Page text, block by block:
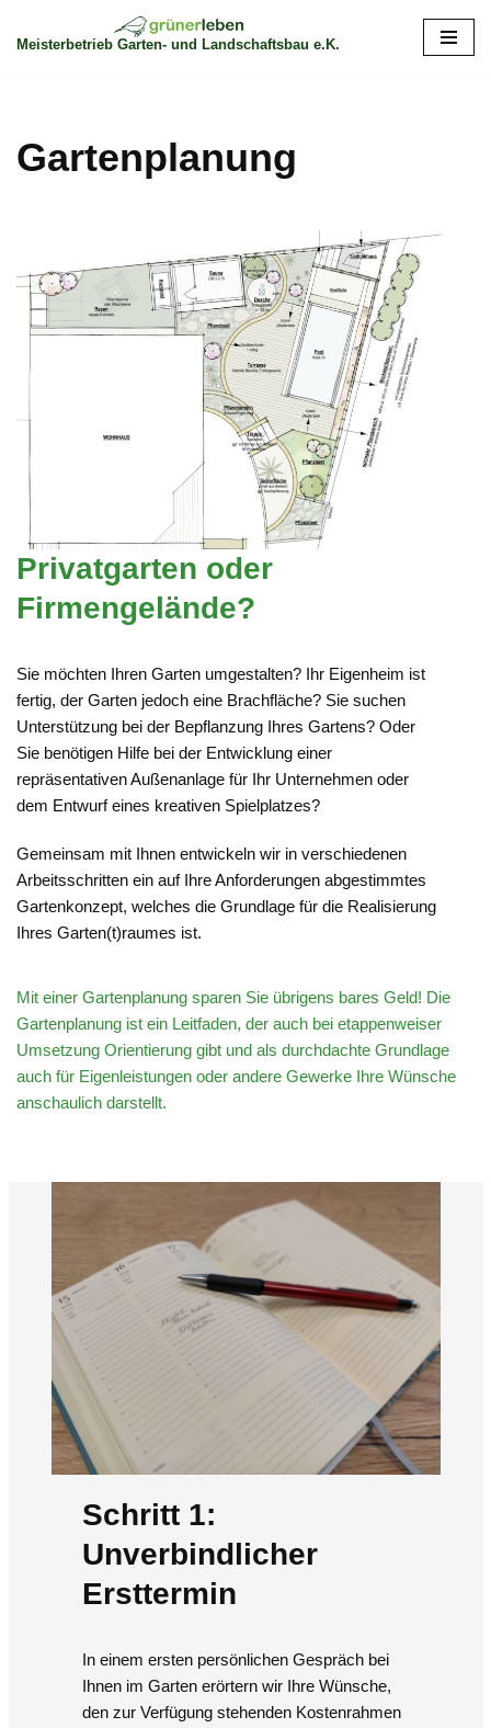
Meisterbetrieb Garten- und Landschaftsbau e.K.
Gartenplanung
Privatgarten oder
Firmengelände?
Sie möchten Ihren Garten umgestalten? Ihr Eigenheim ist
fertig, der Garten jedoch eine Brachfläche? Sie suchen
Unterstützung bei der Bepflanzung Ihres Gartens? Oder
Sie benötigen Hilfe bei der Entwicklung einer
repräsentativen Außenanlage für Ihr Unternehmen oder
dem Entwurf eines kreativen Spielplatzes?
Gemeinsam mit Ihnen entwickeln wir in verschiedenen
Arbeitsschritten ein auf Ihre Anforderungen abgestimmtes
Gartenkonzept, welches die Grundlage für die Realisierung
Ihres Garten(t)raumes ist.
Mit einer Gartenplanung sparen Sie übrigens bares Geld! Die
Gartenplanung ist ein Leitfaden, der auch bei etappenweiser
Umsetzung Orientierung gibt und als durchdachte Grundlage
auch für Eigenleistungen oder andere Gewerke Ihre Wünsche
anschaulich darstellt.
Schritt 1:
Unverbindlicher
Ersttermin
In einem ersten persönlichen Gespräch bei
Ihnen im Garten erörtern wir Ihre Wünsche,
den zur Verfügung stehenden Kostenrahmen